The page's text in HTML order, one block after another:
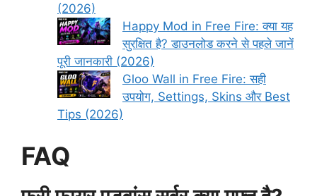
(2026)
Happy Mod in Free Fire: क्या यह
सुरक्षित है? डाउनलोड करने से पहले जानें
पूरी जानकारी (2026)
Gloo Wall in Free Fire: सही
उपयोग, Settings, Skins और Best
Tips (2026)
FAQ